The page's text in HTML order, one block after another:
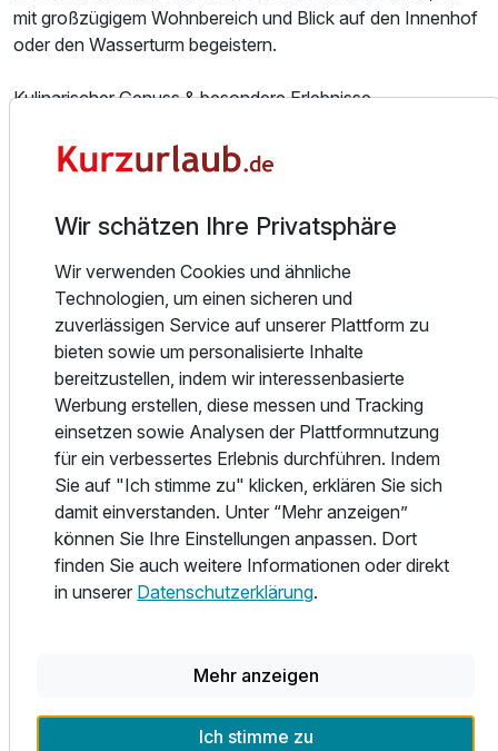
mit großzügigem Wohnbereich und Blick auf den Innenhof
oder den Wasserturm begeistern.
Kulinarischer Genuss & besondere Erlebnisse
Auswahl an internationaler und saisonaler Küche, begleitet
von erlesenen Weinen, die fachkundig auf die Gerichte
Flammkuchen ergänzen die abwechslungsreiche à la carte
der stilvollen Lounge oder auf der sonnigen Innenhof-
Terrasse. Probieren Sie einen fruchtigen Cocktail oder
einen Aperitif der Saison in der entspannten Leo-Bar,
begleitet von leckeren Knabbereien. Ein besonderes
Highlight: Das Kleinkunstkabarett Schatzkistl im
stimmungsvollen Gewölbekeller des Hotels – ein Muss für
jeden Esslingen-Besuch!
Sehenswürdigkeiten & Erlebnisse in direkter Umgebung:
Wasserturm & Friedrichsplatz – Mannheims Wahrzeichen
direkt vor der Tür
Shopping & Bummeln auf den Planken, der berühmten
Einkaufsstraße
Luisenpark – eine grüne Oase mit Gondoletta-Fahrten,
exotischen Tieren und blühenden Gärten
Technoseum – spannende interaktive Erlebnisse zur
Wir schätzen Ihre Privatsphäre
Wir verwenden Cookies und ähnliche
Technologien, um einen sicheren und
zuverlässigen Service auf unserer Plattform zu
bieten sowie um personalisierte Inhalte
bereitzustellen, indem wir interessenbasierte
Werbung erstellen, diese messen und Tracking
einsetzen sowie Analysen der Plattformnutzung
für ein verbessertes Erlebnis durchführen. Indem
Sie auf "Ich stimme zu" klicken, erklären Sie sich
damit einverstanden. Unter “Mehr anzeigen”
können Sie Ihre Einstellungen anpassen. Dort
finden Sie auch weitere Informationen oder direkt
in unserer Datenschutzerklärung.
Mehr anzeigen
Ich stimme zu